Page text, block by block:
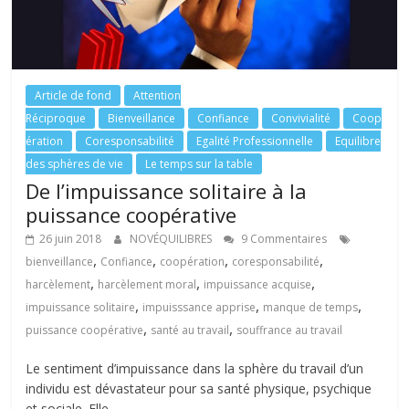
Article de fond
Attention
Réciproque
Bienveillance Confiance Convivialité
Coop
ération
Coresponsabilité Egalité Professionnelle
Equilibre
des sphères de vie
Le temps sur la table
De l’impuissance solitaire à la
puissance coopérative
26 juin 2018 NOVÉQUILIBRES
9 Commentaires
bienveillance, Confiance, coopération, coresponsabilité,
harcèlement, harcèlement moral, impuissance acquise,
impuissance solitaire, impuisssance apprise, manque de temps,
puissance coopérative, santé au travail, souffrance au travail
Le sentiment d’impuissance dans la sphère du travail d’un
individu est dévastateur pour sa santé physique, psychique